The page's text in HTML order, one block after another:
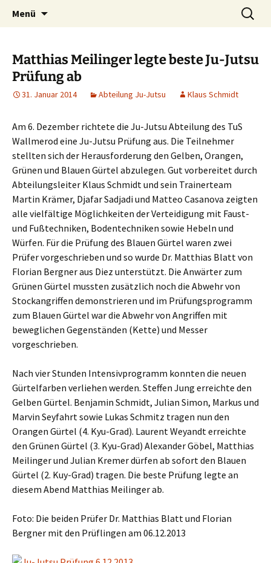
TuS 1894 e.V. Wallmerod
Menü
Suchen
nach:
Matthias Meilinger legte beste Ju-Jutsu
Prüfung ab
31. Januar 2014 Abteilung Ju-Jutsu Klaus Schmidt
Am 6. Dezember richtete die Ju-Jutsu Abteilung des TuS
Wallmerod eine Ju-Jutsu Prüfung aus. Die Teilnehmer
stellten sich der Herausforderung den Gelben, Orangen,
Grünen und Blauen Gürtel abzulegen. Gut vorbereitet durch
Abteilungsleiter Klaus Schmidt und sein Trainerteam
Martin Krämer, Djafar Sadjadi und Matteo Casanova zeigten
alle vielfältige Möglichkeiten der Verteidigung mit Faust-
und Fußtechniken, Bodentechniken sowie Hebeln und
Würfen. Für die Prüfung des Blauen Gürtel waren zwei
Prüfer vorgeschrieben und so wurde Dr. Matthias Blatt von
Florian Bergner aus Diez unterstützt. Die Anwärter zum
Grünen Gürtel mussten zusätzlich noch die Abwehr von
Stockangriffen demonstrieren und im Prüfungsprogramm
zum Blauen Gürtel war die Abwehr von Angriffen mit
beweglichen Gegenständen (Kette) und Messer
vorgeschrieben.
Nach vier Stunden Intensivprogramm konnten die neuen
Gürtelfarben verliehen werden. Steffen Jung erreichte den
Gelben Gürtel. Benjamin Schmidt, Julian Simon, Markus und
Marvin Seyfahrt sowie Lukas Schmitz tragen nun den
Orangen Gürtel (4. Kyu-Grad). Laurent Weyandt erreichte
den Grünen Gürtel (3. Kyu-Grad) Alexander Göbel, Matthias
Meilinger und Julian Kremer dürfen ab sofort den Blauen
Gürtel (2. Kuy-Grad) tragen. Die beste Prüfung legte an
diesem Abend Matthias Meilinger ab.
Foto: Die beiden Prüfer Dr. Matthias Blatt und Florian
Bergner mit den Prüflingen am 06.12.2013